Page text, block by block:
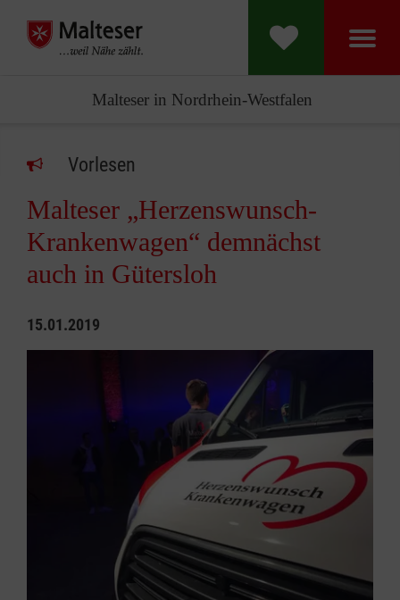
Malteser in Nordrhein-Westfalen
Vorlesen
Malteser „Herzenswunsch-
Krankenwagen“ demnächst
auch in Gütersloh
15.01.2019